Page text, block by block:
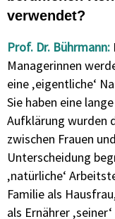
verwendet?
Prof. Dr. Bührmann:
Managerinnen
eine ‚eigentliche‘
Sie haben eine
Aufklärung wurden
zwischen Frauen
Unterscheidung
‚natürliche‘
Familie als
als Ernährer